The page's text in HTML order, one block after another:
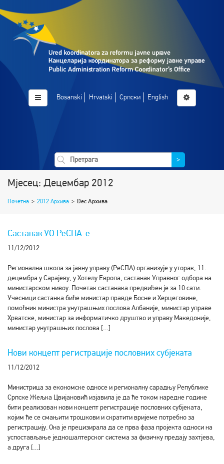
Bosanski Hrvatski Српски English
>
Мјесец: Децембар 2012
Почетна > 2012 Архива > Dec Архива
Састанак УО РеСПА-е
11/12/2012
Регионална школа за јавну управу (РеСПА) организује у уторак, 11.
децембра у Сарајеву, у Хотелу Европа, састанак Управног одбора на
министарском нивоу. Почетак састанака предвиђен је за 10 сати.
Учесници састанка биће министар правде Босне и Херцеговине,
помоћник министра унутрашњих послова Албаније, министар управе
Хрватске, министар за информатичко друштво и управу Македоније,
министар унутрашњих послова […]
Нови концепт регистрације пословних субјеката
11/12/2012
Министрица за економске односе и регионалну сарадњу Републике
Српске Жељка Цвијановић изјавила је да ће током наредне године
бити реализован нови концепт регистрације пословних субјеката,
којим ће се смањити трошкови и скратити вријеме потребно за
регистрацију. Она је прецизирала да се прва фаза пројекта односи на
успостављање једношалтерског система за физичку предају захтјева,
а друга […]